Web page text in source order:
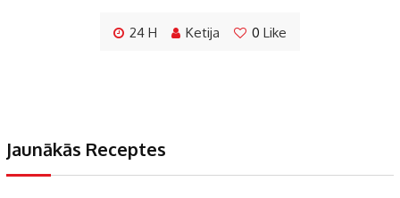
24 H Ketija 0 Like
Jaunākās Receptes